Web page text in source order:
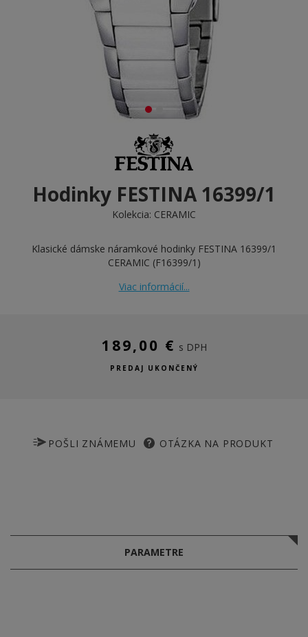
Hodinky FESTINA 16399/1
Kolekcia: CERAMIC
Klasické dámske náramkové hodinky FESTINA 16399/1
CERAMIC (F16399/1)
Viac informácií...
189,00 € s DPH
PREDAJ UKONČENÝ
POŠLI ZNÁMEMU OTÁZKA NA PRODUKT
PARAMETRE